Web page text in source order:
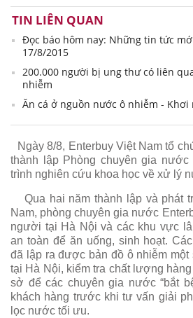
TIN LIÊN QUAN
Đọc báo hôm nay: Những tin tức
17/8/2015
200.000 người bị ung thư có liên
nhiễm
Ăn cá ở nguồn nước ô nhiễm -
Ngày 8/8, Enterbuy Việt Nam tổ
thành lập Phòng chuyên gia
trình nghiên cứu khoa học về xử lý
Qua hai năm thành lập và phát
Nam, phòng chuyên gia nước
người tại Hà Nội và các khu vực
an toàn để ăn uống, sinh hoạt.
đã lập ra được bản đồ ô nhiễm
tại Hà Nội, kiểm tra chất lượng
sở để các chuyên gia nước “bắt
khách hàng trước khi tư vấn giải
lọc nước tối ưu.